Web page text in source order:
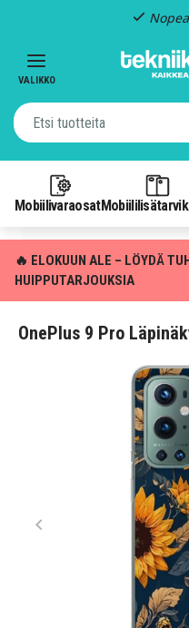
VALIKKO
Mobiilivaraosat
🔥 ELOKUUN ALE – LÖYDÄ
HUIPPUTARJOUKSIA
OnePlus 9 Pro